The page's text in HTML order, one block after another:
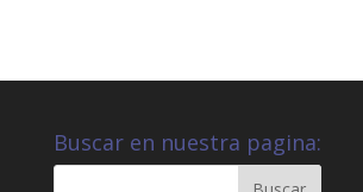
Buscar en nuestra pagina: